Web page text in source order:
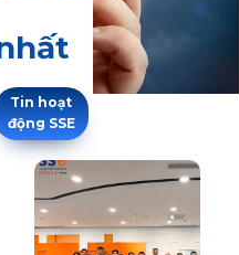
Tin hoạt
động SSE